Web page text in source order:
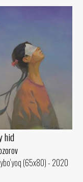
hid
(65x80) - 2020